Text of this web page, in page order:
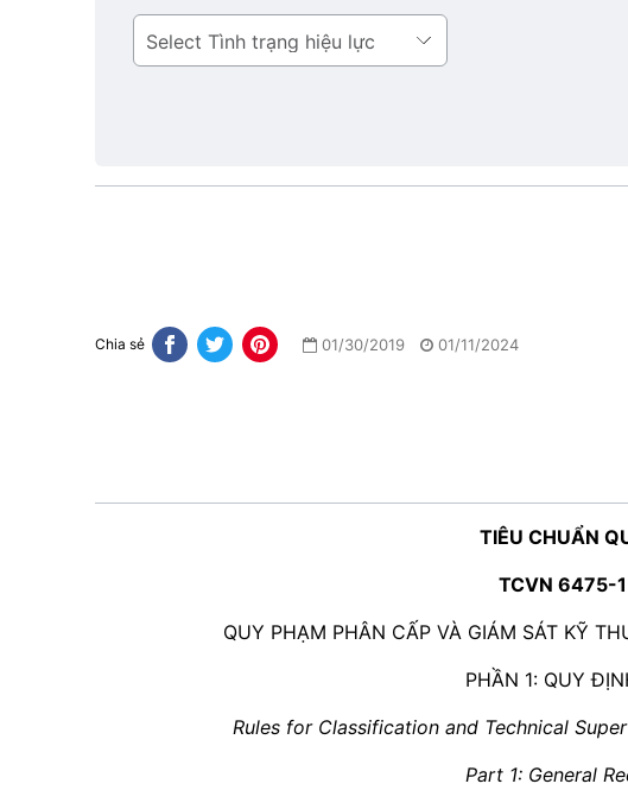
bản
Tình
trạng
Chia sẻ 01/30/2019 01/11/2024
TIÊU CHUẨN
TCVN 6475-
QUY PHẠM PHÂN CẤP VÀ GIÁM SÁT KỸ
PHẦN 1: QUY
Rules for Classification and Technical
Part 1: General